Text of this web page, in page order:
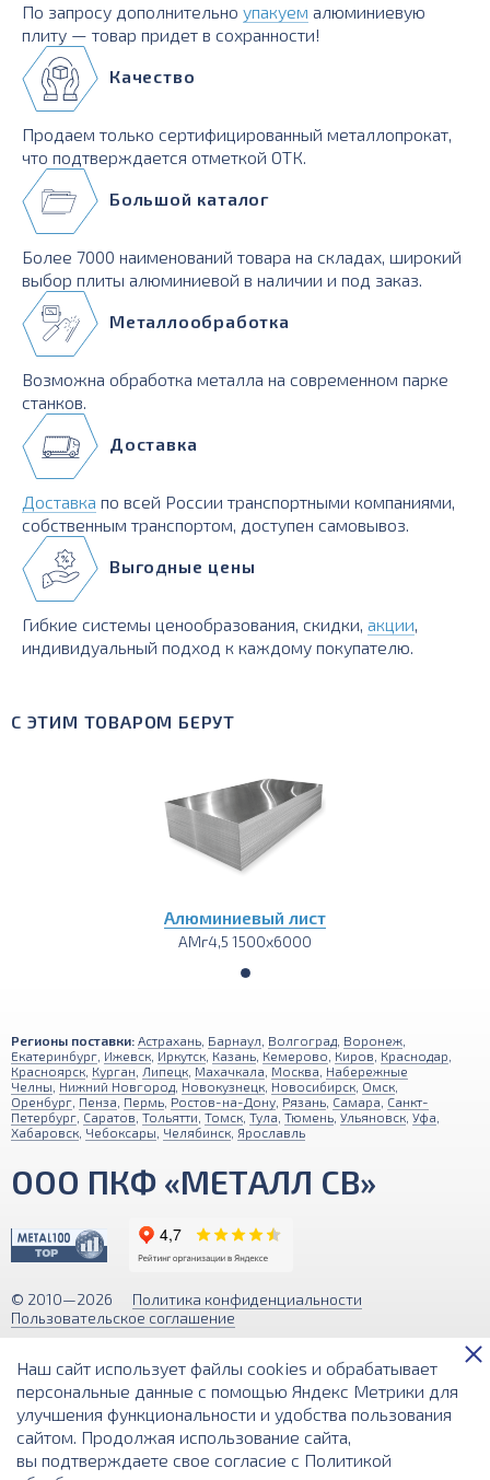
По запросу дополнительно упакуем алюминиевую
плиту — товар придет в сохранности!
Качество
Продаем только сертифицированный металлопрокат,
что подтверждается отметкой ОТК.
Большой каталог
Более 7000 наименований товара на складах, широкий
выбор плиты алюминиевой в наличии и под заказ.
Металлообработка
Возможна обработка металла на современном парке
станков.
Доставка
Доставка по всей России транспортными компаниями,
собственным транспортом, доступен самовывоз.
Выгодные цены
Гибкие системы ценообразования, скидки, акции,
индивидуальный подход к каждому покупателю.
С ЭТИМ ТОВАРОМ БЕРУТ
Алюминиевый лист
АМг4,5 1500х6000
Регионы поставки: Астрахань Барнаул Волгоград Воронеж
Екатеринбург Ижевск Иркутск Казань Кемерово Киров Краснодар
Красноярск Курган Липецк Махачкала Москва Набережные
Челны Нижний Новгород Новокузнецк Новосибирск Омск
Оренбург Пенза Пермь Ростов-на-Дону Рязань Самара Санкт-
Петербург Саратов Тольятти Томск Тула Тюмень Ульяновск Уфа
Хабаровск Чебоксары Челябинск Ярославль
ООО ПКФ «МЕТАЛЛ СВ»
© 2010—2026
Политика конфиденциальности
Пользовательское соглашение
на этом интернет-сайте носит исключительно информационный
характер и ни при каких условиях не является публичной офертой,
определяемой положениями Статьи 437 (2) Гражданского кодекса РФ.
Разработка и поддержка сайта
Наш сайт использует файлы cookies и обрабатывает
персональные данные с помощью Яндекс Метрики для
улучшения функциональности и удобства пользования
сайтом. Продолжая использование сайта,
вы подтверждаете свое согласие с Политикой